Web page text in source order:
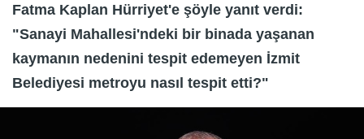
Fatma Kaplan Hürriyet'e şöyle yanıt verdi:
"Sanayi Mahallesi'ndeki bir binada yaşanan
kaymanın nedenini tespit edemeyen İzmit
Belediyesi metroyu nasıl tespit etti?"